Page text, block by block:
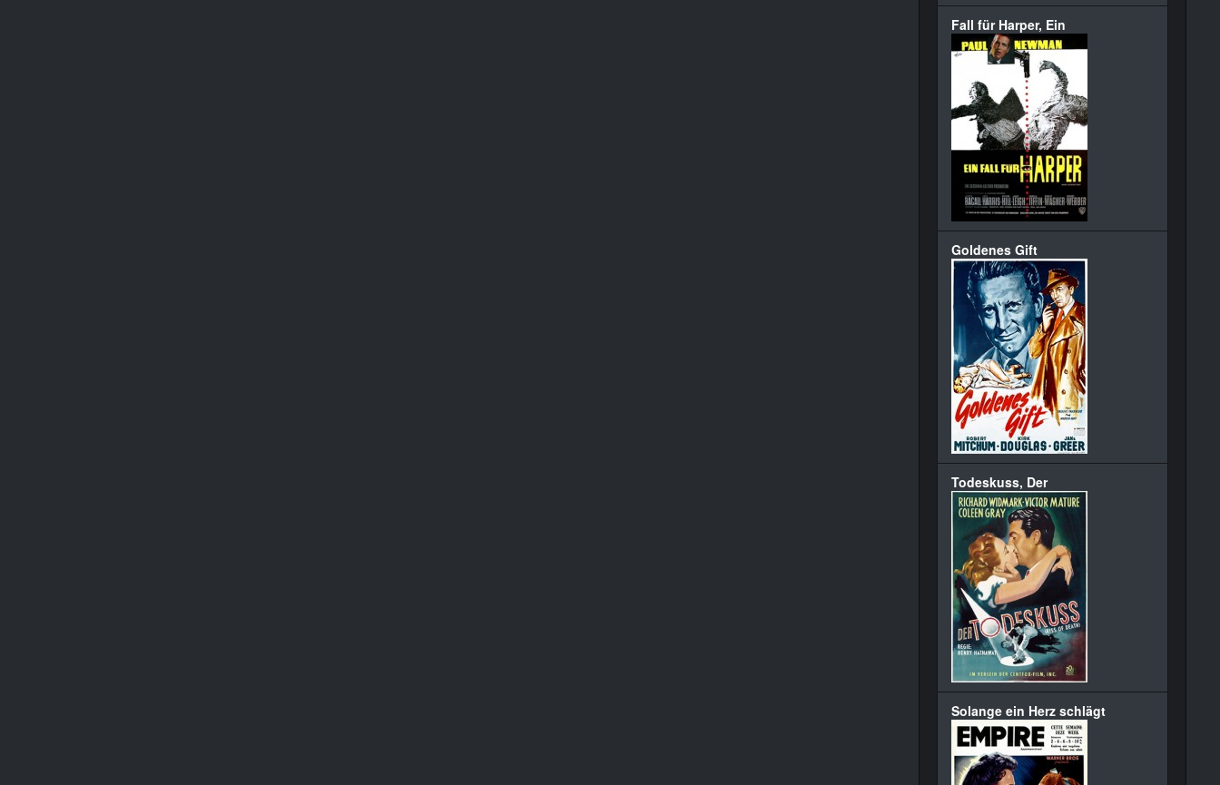
Fall für Harper, Ein
Goldenes Gift
Todeskuss, Der
Solange ein Herz schlägt